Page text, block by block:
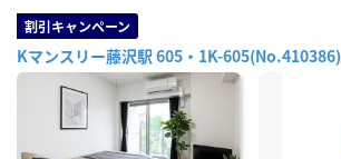
割引キャンペーン
Kマンスリー藤沢駅 605・1K-605(No.410386)